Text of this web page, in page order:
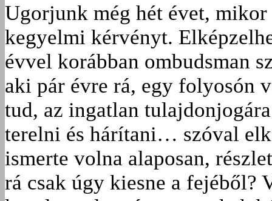
Ugorjunk még hét évet,
kegyelmi kérvényt.
évvel korábban ombudsman
aki pár évre rá, egy folyosón
tud, az ingatlan
terelni és hárítani… szóval
ismerte volna alaposan,
rá csak úgy kiesne a fejéből?